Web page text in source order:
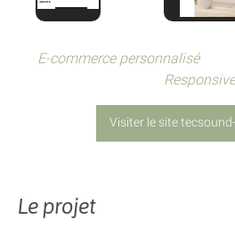
E-commerce personnalisé
Responsive
Visiter le site
Le projet